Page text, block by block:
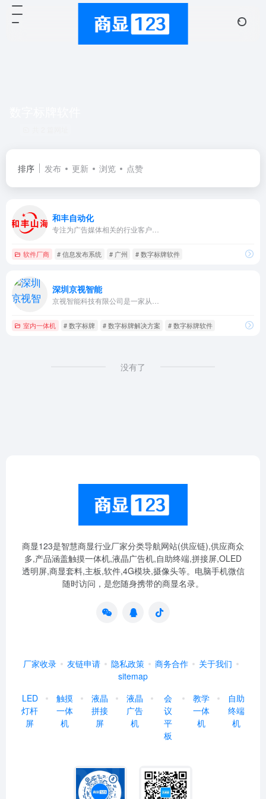
排序 发布 更新 浏览 点赞
和丰自动化
专注为广告媒体相关的行业客户…
软件厂商 # 信息发布系统 # 广州 # 数字标牌软件
深圳京视智能
京视智能科技有限公司是一家从…
室内一体机 # 数字标牌 # 数字标牌解决方案 # 数字标牌软件
没有了
商显123是智慧商显行业厂家分类导航网站(供应链),供应商众
多,产品涵盖触摸一体机,液晶广告机,自助终端,拼接屏,OLED
透明屏,商显套料,主板,软件,4G模块,摄像头等。电脑手机微信
随时访问，是您随身携带的商显名录。
厂家收录 友链申请 隐私政策 商务合作
关于我们
sitemap
LED
灯杆
屏
触摸
一体
机
液晶
拼接
屏
液晶
广告
机
会
议
平
板
教学
一体
机
自助
终端
机